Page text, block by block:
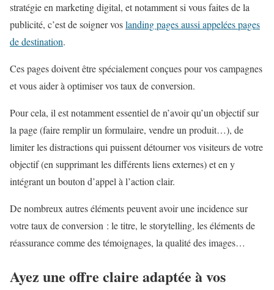
stratégie en marketing digital, et notamment si vous faites de la
publicité, c’est de soigner voslanding pages aussi appelées pages
de destination.
Ces pages doivent être spécialement conçues pour vos campagnes
et vous aider à optimiser vos taux de conversion.
Pour cela, il est notamment essentiel de n’avoir qu’un objectif sur
la page (faire remplir un formulaire, vendre un produit…), de
limiter les distractions qui puissent détourner vos visiteurs de votre
objectif (en supprimant les différents liens externes) et en y
intégrant un bouton d’appel à l’action clair.
De nombreux autres éléments peuvent avoir une incidence sur
votre taux de conversion : le titre, le storytelling, les éléments de
réassurance comme des témoignages, la qualité des images…
Ayez une offre claire adaptée à vos